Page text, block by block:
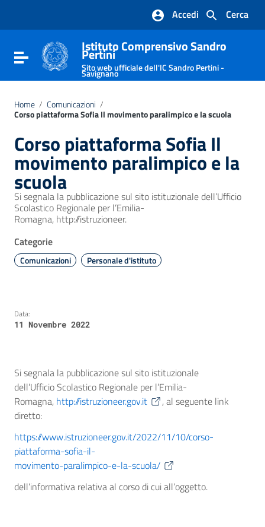
Vai al footer
Cerca
Accedi
Attiva / disattiva la navigazione
Istituto Comprensivo Sandro
Pertini
Sito web ufficiale dell'IC Sandro Pertini -
Savignano
Home / Comunicazioni /
Corso piattaforma Sofia Il movimento paralimpico e la scuola
Corso piattaforma Sofia Il
movimento paralimpico e la
scuola
Si segnala la pubblicazione sul sito istituzionale dell’Ufficio
Scolastico Regionale per l’Emilia-
Romagna, http://istruzioneer.
Categorie
Comunicazioni Personale d'istituto
Data:
11 Novembre 2022
Si segnala la pubblicazione sul sito istituzionale
dell’Ufficio Scolastico Regionale per l’Emilia-
Romagna, http://istruzioneer.gov.it
, al seguente link
diretto:
https://www.istruzioneer.gov.it/2022/11/10/corso-
piattaforma-sofia-il-
movimento-paralimpico-e-la-scuola/
dell’informativa relativa al corso di cui all’oggetto.